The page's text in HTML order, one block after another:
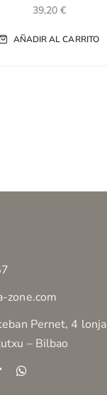
39,20 €
AÑADIR AL CARRITO
zone.com
Pernet, 4 lonja
– Bilbao